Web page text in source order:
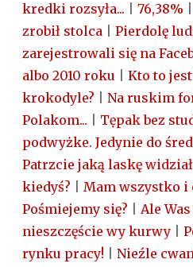
kredki rozsyła...
76,38%
zrobił stolca
Pierdolę
zarejestrowali się na
albo 2010 roku
Kto to
krokodyle?
Na ruskim
Polakom...
Tẹpak bez
podwyżke. Jedynie do
Patrzcie jaką laskę
kiedyś?
Mam wszystko i
Pośmiejemy się?
Ale
nieszczęście wy kurwy
rynku pracy!
Nieźle